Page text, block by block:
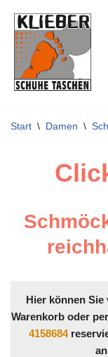
Zum
Inhalt
springen
Start \ Damen \
Hier können Sie
Warenkorb oder
4158684